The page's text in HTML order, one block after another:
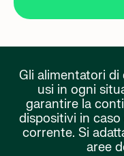
Gli alimentatori di
usi in ogni
garantire la
dispositivi in
corrente. Si
aree